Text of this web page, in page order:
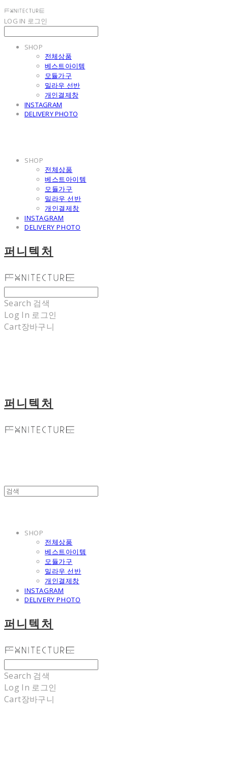
LOG IN 로그인
SHOP
전체상품
베스트아이템
모듈가구
밀라우 선반
개인결제창
INSTAGRAM
DELIVERY PHOTO
SHOP
전체상품
베스트아이템
모듈가구
밀라우 선반
개인결제창
INSTAGRAM
DELIVERY PHOTO
퍼니텍처
Search 검색
Log In 로그인
Cart장바구니
퍼니텍처
SHOP
전체상품
베스트아이템
모듈가구
밀라우 선반
개인결제창
INSTAGRAM
DELIVERY PHOTO
퍼니텍처
Search 검색
Log In 로그인
Cart장바구니